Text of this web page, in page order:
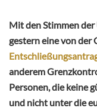
Mit den Stimmen
gestern eine von
anderem
Personen, die keine
und nicht unter die